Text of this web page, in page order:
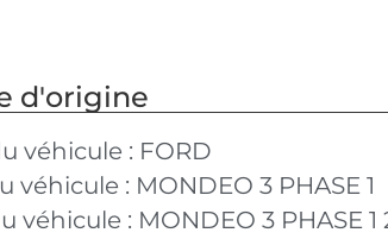
d'origine
véhicule : FORD
véhicule : MONDEO 3 PHASE 1
véhicule : MONDEO 3 PHASE 1